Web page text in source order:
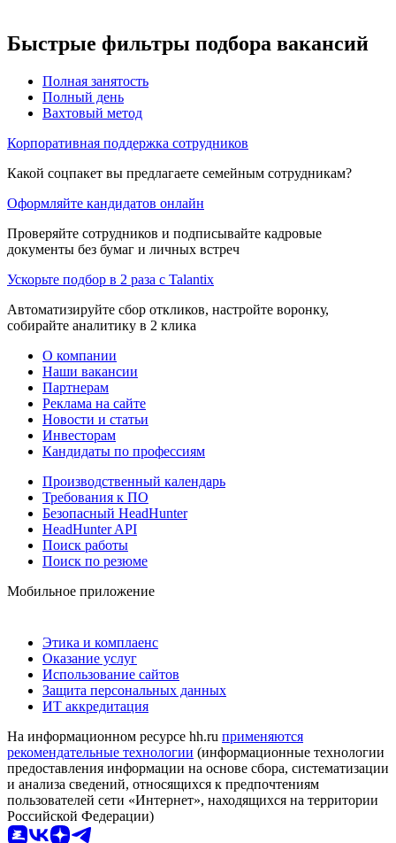
Быстрые фильтры подбора вакансий
Полная занятость
Полный день
Вахтовый метод
Корпоративная поддержка сотрудников
Какой соцпакет вы предлагаете семейным сотрудникам?
Оформляйте кандидатов онлайн
Проверяйте сотрудников и подписывайте кадровые
документы без бумаг и личных встреч
Ускорьте подбор в 2 раза с Talantix
Автоматизируйте сбор откликов, настройте воронку,
собирайте аналитику в 2 клика
О компании
Наши вакансии
Партнерам
Реклама на сайте
Новости и статьи
Инвесторам
Кандидаты по профессиям
Производственный календарь
Требования к ПО
Безопасный HeadHunter
HeadHunter API
Поиск работы
Поиск по резюме
Мобильное приложение
Этика и комплаенс
Оказание услуг
Использование сайтов
Защита персональных данных
ИТ аккредитация
На информационном ресурсе hh.ru применяются
рекомендательные технологии (информационные технологии
предоставления информации на основе сбора, систематизации
и анализа сведений, относящихся к предпочтениям
пользователей сети «Интернет», находящихся на территории
Российской Федерации)